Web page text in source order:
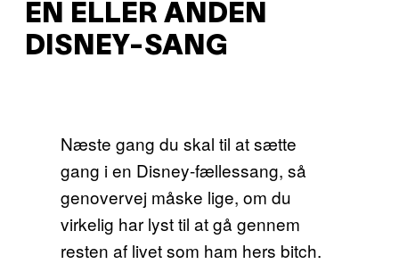
EN ELLER ANDEN
DISNEY-SANG
Næste gang du skal til at sætte
gang i en Disney-fællessang, så
genovervej måske lige, om du
virkelig har lyst til at gå gennem
resten af livet som ham hers bitch.